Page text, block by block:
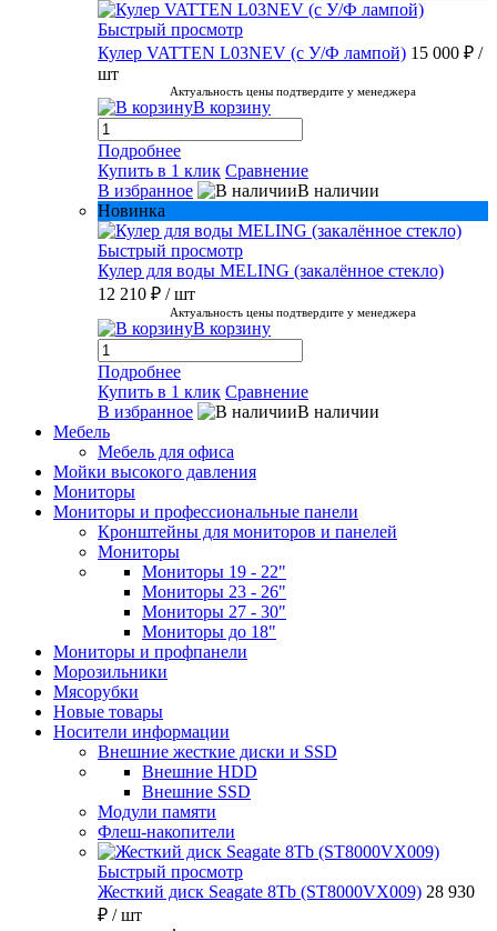
Быстрый просмотр
Кулер VATTEN L03NEV (с У/Ф лампой) 15 000 ₽ /
шт
Актуальность цены подтвердите у менеджера
В корзину
Подробнее
Купить в 1 клик Сравнение
В избранное
В наличии
Новинка
Быстрый просмотр
Кулер для воды MELING (закалённое стекло)
12 210 ₽ / шт
Актуальность цены подтвердите у менеджера
В корзину
Подробнее
Купить в 1 клик Сравнение
В избранное
В наличии
Мебель
Мебель для офиса
Мойки высокого давления
Мониторы
Мониторы и профессиональные панели
Кронштейны для мониторов и панелей
Мониторы
Мониторы 19 - 22"
Мониторы 23 - 26"
Мониторы 27 - 30"
Мониторы до 18"
Мониторы и профпанели
Морозильники
Мясорубки
Новые товары
Носители информации
Внешние жесткие диски и SSD
Внешние HDD
Внешние SSD
Модули памяти
Флеш-накопители
Быстрый просмотр
Жесткий диск Seagate 8Tb (ST8000VX009) 28 930
₽ / шт